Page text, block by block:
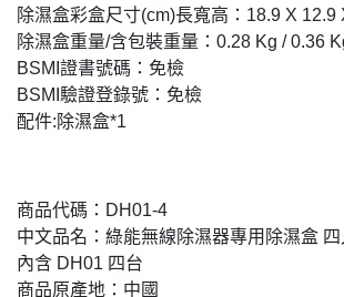
除濕盒彩盒尺寸(cm)長寬高：18.9 X 12.9
除濕盒重量/含包裝重量：0.28 Kg / 0.36
BSMI證書號碼：免檢
BSMI驗證登錄號：免檢
配件:除濕盒*1
商品代碼：DH01-4
中文品名：綠能無線除濕器專用除濕盒 四
內含 DH01 四台
商品原產地：中國